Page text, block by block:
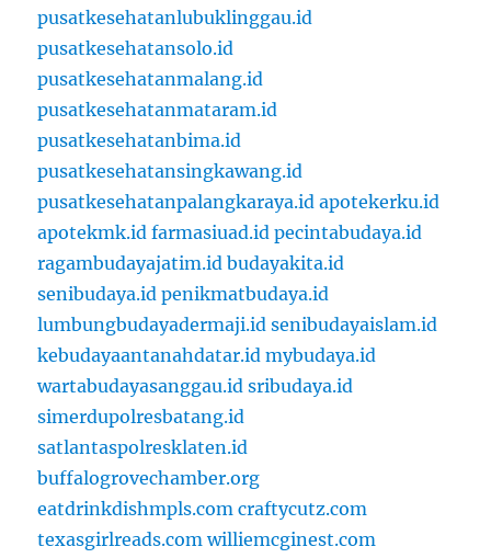
pusatkesehatanlubuklinggau.id
pusatkesehatansolo.id
pusatkesehatanmalang.id
pusatkesehatanmataram.id
pusatkesehatanbima.id
pusatkesehatansingkawang.id
pusatkesehatanpalangkaraya.id apotekerku.id
apotekmk.id farmasiuad.id pecintabudaya.id
ragambudayajatim.id budayakita.id
senibudaya.id penikmatbudaya.id
lumbungbudayadermaji.id senibudayaislam.id
kebudayaantanahdatar.id mybudaya.id
wartabudayasanggau.id sribudaya.id
simerdupolresbatang.id
satlantaspolresklaten.id
buffalogrovechamber.org
eatdrinkdishmpls.com craftycutz.com
texasgirlreads.com williemcginest.com